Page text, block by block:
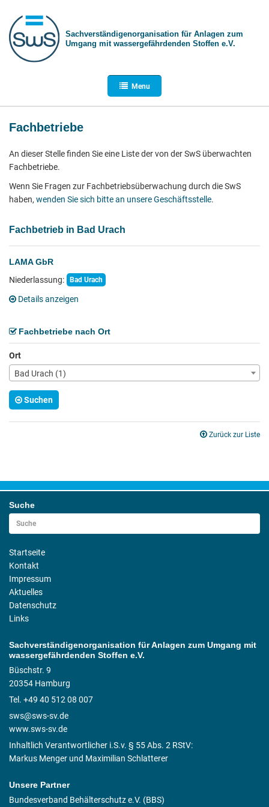
Sachverständigen­organisation für Anlagen zum
Umgang mit wasser­gefährdenden Stoffen e.V.
Menu
Fachbetriebe
An dieser Stelle finden Sie eine Liste der von der SwS überwachten
Fachbetriebe.
Wenn Sie Fragen zur Fachbetriebsüberwachung durch die SwS
haben, wenden Sie sich bitte an unsere Geschäftsstelle.
Fachbetrieb in Bad Urach
LAMA GbR
Niederlassung:
Bad Urach
Details anzeigen
Fachbetriebe nach Ort
Ort
Bad Urach (1)
Suchen
Zurück zur Liste
Suche
Startseite
Kontakt
Impressum
Aktuelles
Datenschutz
Links
Sachverständigenorganisation für Anlagen zum Umgang mit
wassergefährdenden Stoffen e.V.
Büschstr. 9
20354 Hamburg
Tel. +49 40 512 08 007
sws@sws-sv.de
www.sws-sv.de
Inhaltlich Verantwortlicher i.S.v. § 55 Abs. 2 RStV:
Markus Menger und Maximilian Schlatterer
Unsere Partner
Bundesverband Behälterschutz e.V. (BBS)